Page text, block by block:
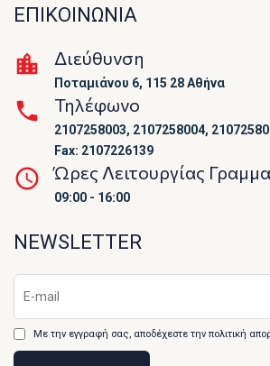
ΕΠΙΚΟΙΝΩΝΙΑ
Διεύθυνση
Ποταμιάνου 6, 115 28 Αθήνα
Τηλέφωνο
2107258003, 2107258004,
Fax: 2107226139
Ώρες Λειτουργίας
09:00 - 16:00
NEWSLETTER
Με την εγγραφή σας, αποδέχεστε την πολιτική